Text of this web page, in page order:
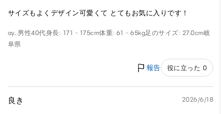
サイズもよくデザイン可愛くて とてもお気に入りです！
ay...男性40代身長: 171 - 175cm体重: 61 - 65kg足のサイズ: 27.0cm岐
阜県
報告 役に立った 0
良き 2026/6/18